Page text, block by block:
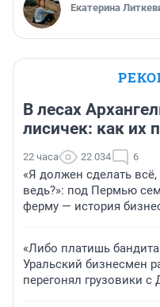
Екатерина
В лесах
лисичек: как их
22 часа 22 034 6
«Я должен сделать
ведь?»: под Пермью
ферму — история
«Либо платишь
Уральский бизнесмен
перегонял грузовики с